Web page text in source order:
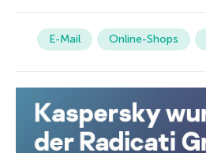
E-Mail Online-Shops